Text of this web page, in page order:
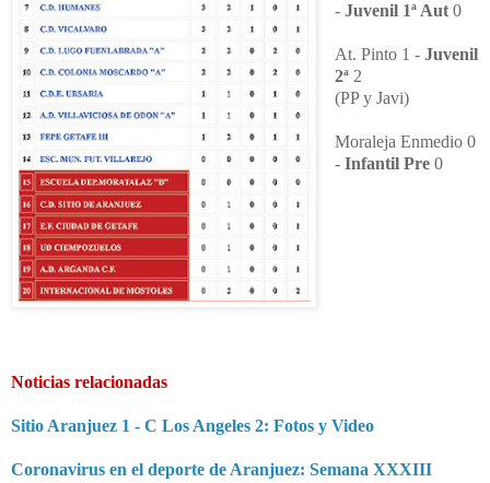
- Juvenil 1ª Aut 0
At. Pinto 1 -Juvenil
2ª2
(PP y Javi)
Moraleja Enmedio 0
- Infantil Pre 0
Noticias relacionadas
Sitio Aranjuez 1 - C Los Angeles 2: Fotos y Video
Coronavirus en el deporte de Aranjuez: Semana XXXIII